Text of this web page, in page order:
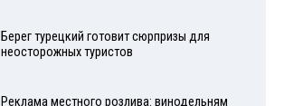
Берег турецкий готовит сюрпризы для
неосторожных туристов
Реклама местного розлива: винодельням